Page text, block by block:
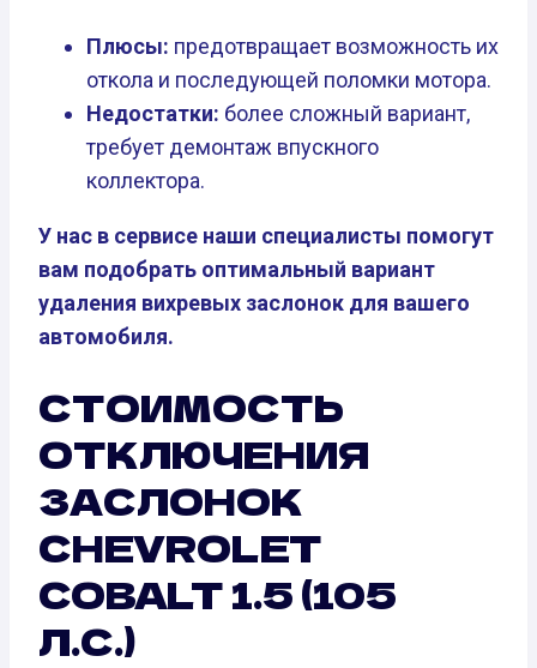
Плюсы: предотвращает возможность их
откола и последующей поломки мотора.
Недостатки: более сложный вариант,
требует демонтаж впускного
коллектора.
У нас в сервисе наши специалисты помогут
вам подобрать оптимальный вариант
удаления вихревых заслонок для вашего
автомобиля.
СТОИМОСТЬ
ОТКЛЮЧЕНИЯ
ЗАСЛОНОК
CHEVROLET
COBALT 1.5 (105
Л.С.)